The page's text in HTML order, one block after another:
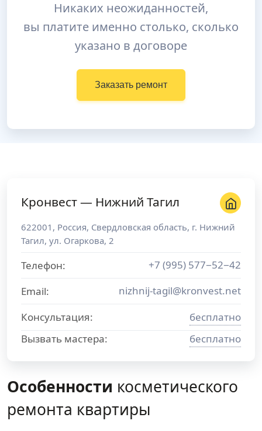
Никаких неожиданностей,
вы платите именно столько, сколько
указано в договоре
Заказать ремонт
Особенности косметического
ремонта квартиры
Кронвест — Нижний Тагил
622001 , Россия, Свердловская область, г. Нижний
Тагил, ул. Огаркова, 2
Телефон:
+7 (995) 577−52−42
Email:
nizhnij-tagil@kronvest.net
Консультация:
бесплатно
Вызвать мастера:
бесплатно